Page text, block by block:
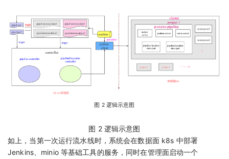
图 2 逻辑示意图
图 2 逻辑示意图
如上，当第一次运行流水线时，系统会在数据面 k8s 中部署
Jenkins、minio 等基础工具的服务，同时在管理面启动一个